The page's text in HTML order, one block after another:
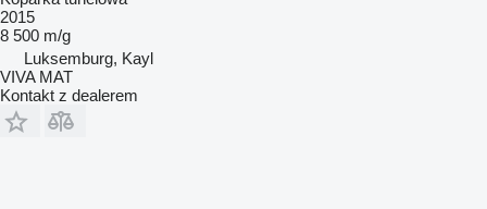
2015
8 500 m/g
Luksemburg, Kayl
VIVA MAT
Kontakt z dealerem